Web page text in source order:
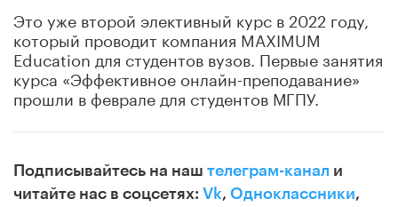
Это уже второй элективный курс в 2022 году,
который проводит компания MAXIMUM
Education для студентов вузов. Первые занятия
курса «Эффективное онлайн-преподавание»
прошли в феврале для студентов МГПУ.
Подписывайтесь на наш телеграм-канал и
читайте нас в соцсетях: Vk, Одноклассники,